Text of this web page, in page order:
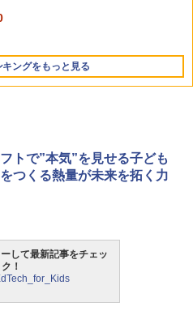
ングをもっと見る
ト スイスイおえかき for Study
ける! れんしゅうボード ひらが
カナ・すうじ・ABC 3歳以上 知
出版公式特別セット】くもん出
PUBLISHING) くもんの日本
ンで音が聞ける!はじめてずかん
語つき ([バラエティ])
改訂版
ボードゲーム 「サーキット・
配線回路をプログラミングする
明書付 8歳~ 76341 誕生日 クリ
原子・分子に強くなるカードゲ
トで”本気”を見せる子ども
つくる熱量が未来を拓く力
して最新記事をチェッ
ク！